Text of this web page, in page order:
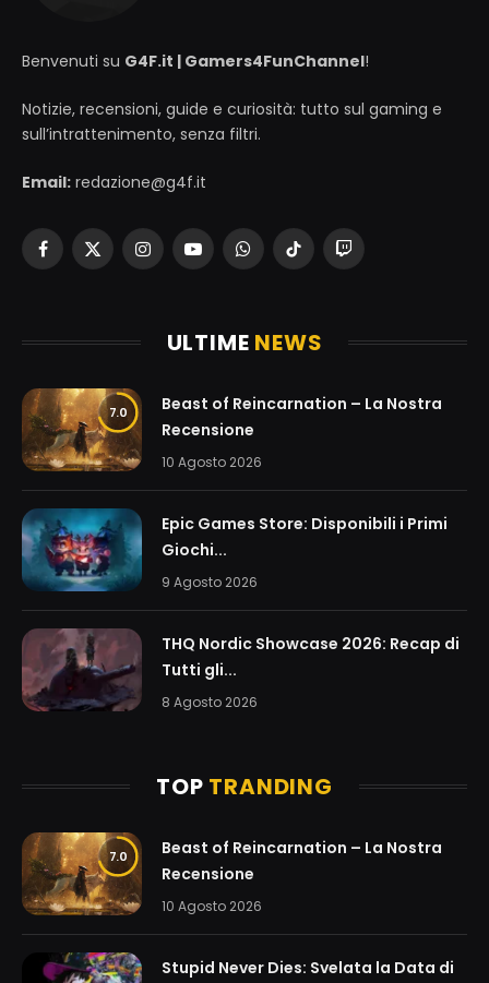
Benvenuti su G4F.it | Gamers4FunChannel!
Notizie, recensioni, guide e curiosità: tutto sul gaming e
sull’intrattenimento, senza filtri.
Email: redazione@g4f.it
Facebook
X
InstagramYouTubeWhatsAppTikTokTwitch
ULTIME NEWS
7.0
Beast of Reincarnation – La Nostra
Recensione
10 Agosto 2026
Epic Games Store: Disponibili i Primi
Giochi...
9 Agosto 2026
THQ Nordic Showcase 2026: Recap di
Tutti gli...
8 Agosto 2026
TOP TRANDING
7.0
Beast of Reincarnation – La Nostra
Recensione
10 Agosto 2026
Stupid Never Dies: Svelata la Data di